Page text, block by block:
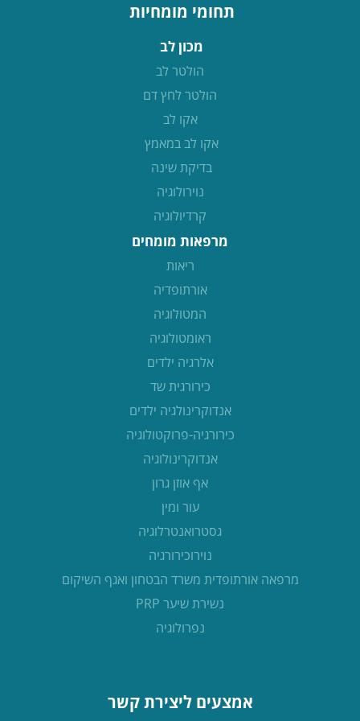
תחומי מומחיות
מכון לב
הולטר לב
הולטר לחץ דם
אקו לב
אקו לב במאמץ
בדיקת שינה
נוירולוגיה
קרדיולוגיה
מרפאות מומחים
ריאות
אורתופדיה
המטולוגיה
ראומטולוגיה
אלרגיה ילדים
כירורגית שד
אנדוקרינולגיה ילדים
כירורגיה-פרוקטולוגיה
אנדוקרינולוגיה
אף אוזן גרון
עור ומין
גסטרואנטרלוגיה
נוירוכירורגיה
מרפאה אורתופדית משרד הבטחון ואגף השיקום
נשירת שיער PRP
נפרולוגיה
אמצעים ליצירת קשר